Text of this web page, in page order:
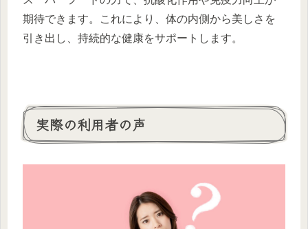
期待できます。これにより、体の内側から美しさを
引き出し、持続的な健康をサポートします。
実際の利用者の声